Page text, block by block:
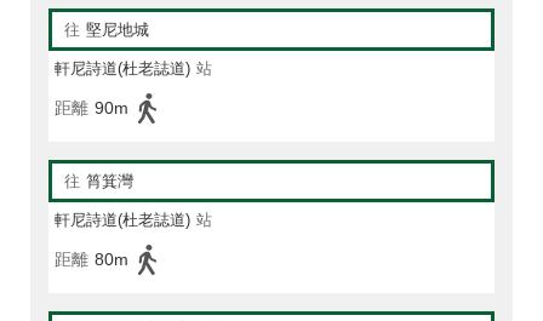
往 堅尼地城
軒尼詩道(杜老誌道) 站
距離 90m
往 筲箕灣
軒尼詩道(杜老誌道) 站
距離 80m